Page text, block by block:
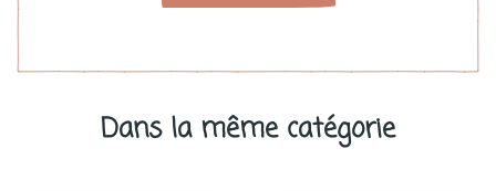
Dans la même catégorie